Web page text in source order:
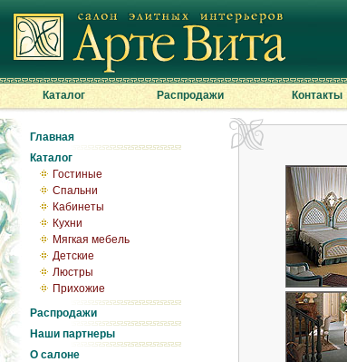
Каталог Распродажи Контакты
Главная
Каталог
Гостиные
Спальни
Кабинеты
Кухни
Мягкая мебель
Детские
Люстры
Прихожие
Распродажи
Наши партнеры
О салоне